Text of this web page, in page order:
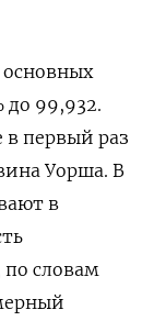
до 99,932.
в первый раз
​Уорша. В
в
словам